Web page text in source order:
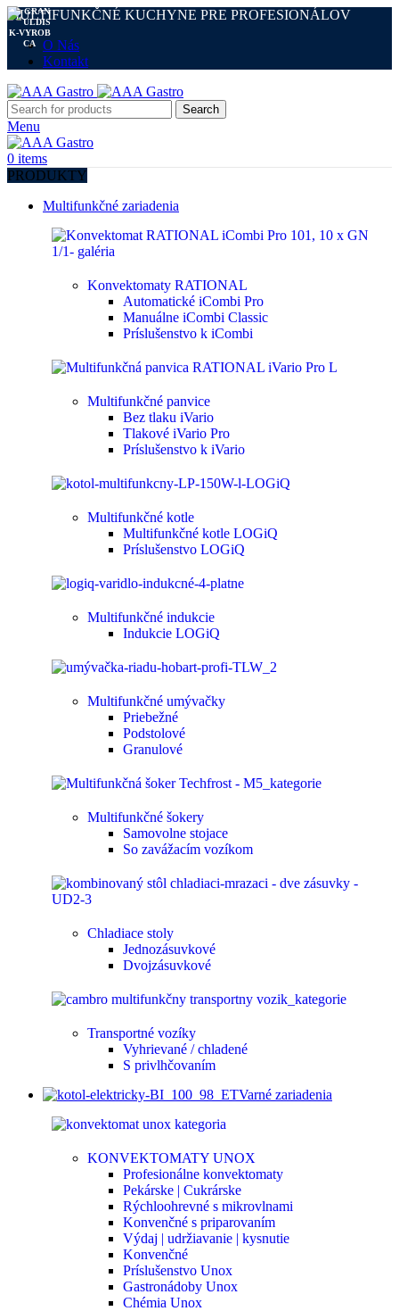
MULTIFUNKČNÉ KUCHYNE PRE PROFESIONÁLOV
O Nás
Kontakt
Search
Menu
0 items
PRODUKTY
Multifunkčné zariadenia
Konvektomaty RATIONAL
Automatické iCombi Pro
Manuálne iCombi Classic
Príslušenstvo k iCombi
Multifunkčné panvice
Bez tlaku iVario
Tlakové iVario Pro
Príslušenstvo k iVario
Multifunkčné kotle
Multifunkčné kotle LOGiQ
Príslušenstvo LOGiQ
Multifunkčné indukcie
Indukcie LOGiQ
Multifunkčné umývačky
Priebežné
Podstolové
Granulové
Multifunkčné šokery
Samovolne stojace
So zavážacím vozíkom
Chladiace stoly
Jednozásuvkové
Dvojzásuvkové
Transportné vozíky
Vyhrievané / chladené
S privlhčovaním
Varné zariadenia
KONVEKTOMATY UNOX
Profesionálne konvektomaty
Pekárske | Cukrárske
Rýchloohrevné s mikrovlnami
Konvenčné s priparovaním
Výdaj | udržiavanie | kysnutie
Konvenčné
Príslušenstvo Unox
Gastronádoby Unox
Chémia Unox